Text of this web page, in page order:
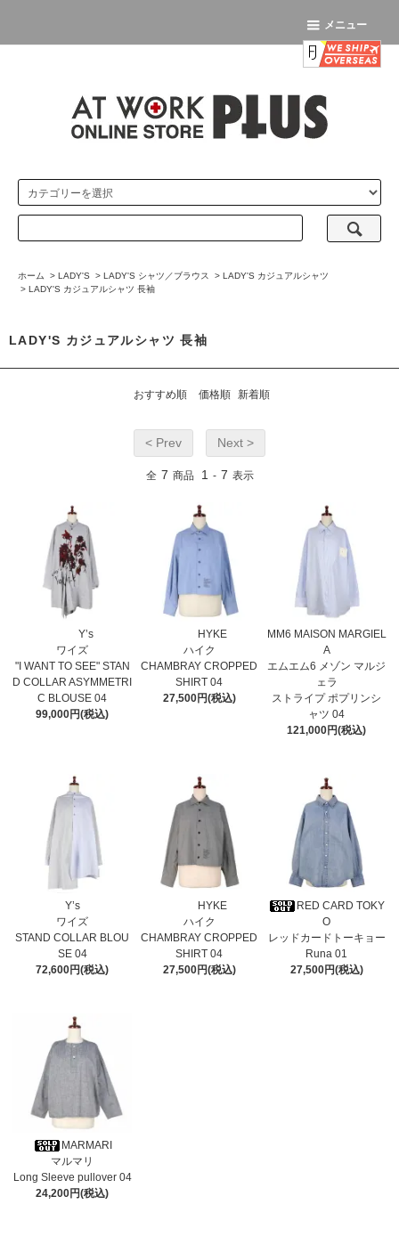
メニュー
ホーム > LADY'S > LADY'S シャツ／ブラウス > LADY'S カジュアルシャツ
> LADY'S カジュアルシャツ 長袖
LADY'S カジュアルシャツ 長袖
おすすめ順 価格順 新着順
< Prev Next >
全 7 商品 1 - 7 表示
Y’s
ワイズ
"I WANT TO SEE" STAN
D COLLAR ASYMMETRI
C BLOUSE 04
99,000円(税込)
HYKE
ハイク
CHAMBRAY CROPPED
SHIRT 04
27,500円(税込)
MM6 MAISON MARGIEL
A
エムエム6 メゾン マルジ
ェラ
ストライプ ポプリンシ
ャツ 04
121,000円(税込)
Y’s
ワイズ
STAND COLLAR BLOU
SE 04
72,600円(税込)
HYKE
ハイク
CHAMBRAY CROPPED
SHIRT 04
27,500円(税込)
RED CARD TOKY
O
レッドカードトーキョー
Runa 01
27,500円(税込)
MARMARI
マルマリ
Long Sleeve pullover 04
24,200円(税込)